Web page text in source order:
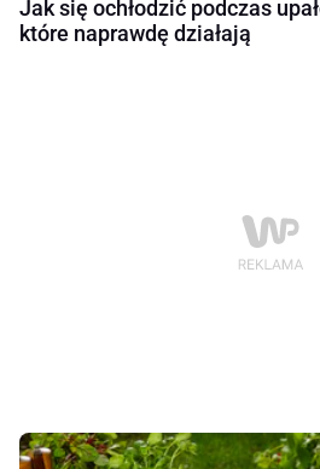
Jak się ochłodzić podczas
które naprawdę działają